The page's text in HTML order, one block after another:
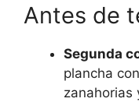
Antes de
Segunda
plancha
zanahorias